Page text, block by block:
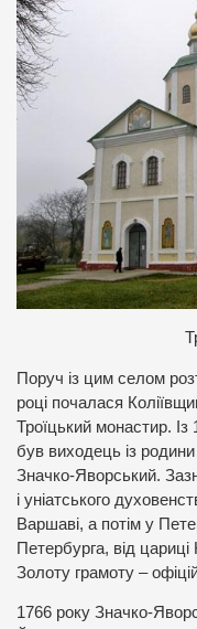
Поруч із цим селом
році почалася
Троїцький монастир.
був виходець із
Значко-Яворський.
і уніатського
Варшаві, а потім у
Петербурга, від
Золоту грамоту –
1766 року Значко-